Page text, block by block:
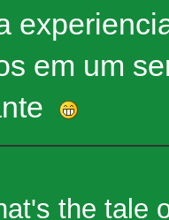
em um
the tale